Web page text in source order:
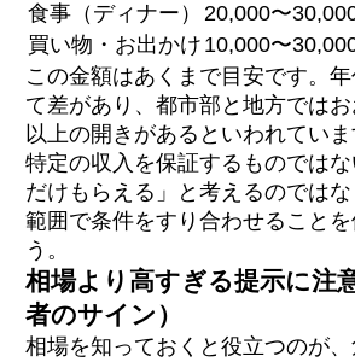
食事（ディナー）
20,000〜
買い物・お出かけ 10,000〜
この金額はあくまで目安です。
て差があり、都市部と地方では
以上の開きがあるといわれていま
特定の収入を保証するものでは
だけもらえる」と考えるのでは
範囲で条件をすり合わせることを
う。
相場より高すぎる提示に注
者のサイン）
相場を知っておくと役立つのが